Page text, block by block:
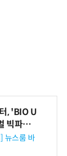
, 'BIO U
빅파마
지원…K
두보 확
뉴스룸 바